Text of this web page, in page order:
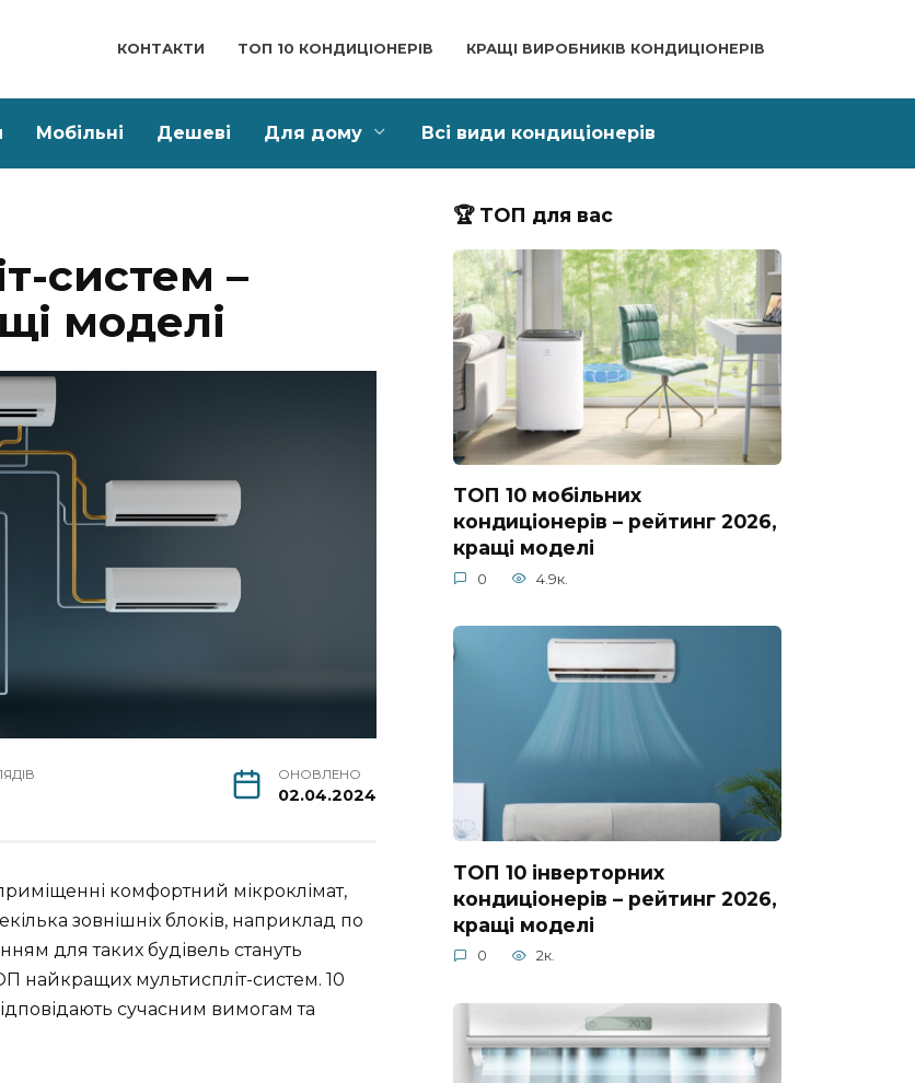
КОНТАКТИ ТОП 10 КОНДИЦІОНЕРІВ КРАЩІ ВИРОБНИКІВ КОНДИЦІОНЕРІВ
Мобільні Дешеві Для дому Всі види кондиціонерів
систем –
моделі
ОНОВЛЕНО
02.04.2024
комфортний мікроклімат,
зовнішніх блоків, наприклад по
для таких будівель стануть
найкращих мультиспліт-систем. 10
сучасним вимогам та
🏆 ТОП для вас
ТОП 10 мобільних
кондиціонерів – рейтинг 2026,
кращі моделі
0 4.9к.
ТОП 10 інверторних
кондиціонерів – рейтинг 2026,
кращі моделі
0 2к.